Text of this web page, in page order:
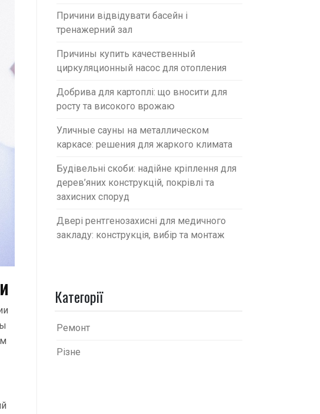
Причини відвідувати басейн і
тренажерний зал
Причины купить качественный
циркуляционный насос для отопления
Добрива для картоплі: що вносити для
росту та високого врожаю
Уличные сауны на металлическом
каркасе: решения для жаркого климата
Будівельні скоби: надійне кріплення для
дерев’яних конструкцій, покрівлі та
захисних споруд
Двері рентгенозахисні для медичного
закладу: конструкція, вибір та монтаж
Категорії
Ремонт
Різне